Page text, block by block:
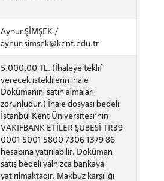
Aynur ŞİMŞEK /
aynur.simsek@kent.edu.tr
5.000,00 TL. (İhaleye teklif
verecek isteklilerin ihale
Dokümanını satın almaları
zorunludur.) İhale dosyası bedeli
İstanbul Kent Üniversitesi’nin
VAKIFBANK ETİLER ŞUBESİ TR39
0001 5001 5800 7306 1379 86
hesabına yatırılabilir. Doküman
satış bedeli yalnızca bankaya
yatırılmaktadır. Makbuz karşılığı